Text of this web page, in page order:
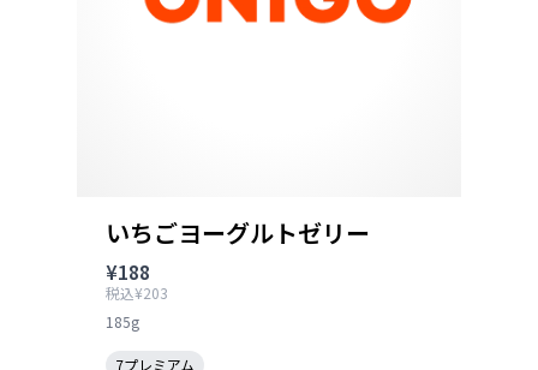
いちごヨーグルトゼリー
¥188
税込¥203
185g
7プレミアム